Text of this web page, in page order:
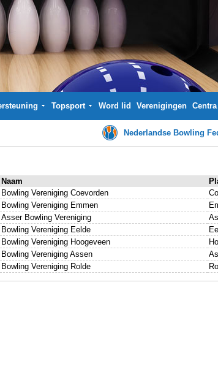
Topsport Word lid Verenigingen Centra
Nederlandse Bowling
Naam
Bowling Vereniging Coevorden
Bowling Vereniging Emmen
Asser Bowling Vereniging
Bowling Vereniging Eelde
Bowling Vereniging Hoogeveen
Bowling Vereniging Assen
Bowling Vereniging Rolde